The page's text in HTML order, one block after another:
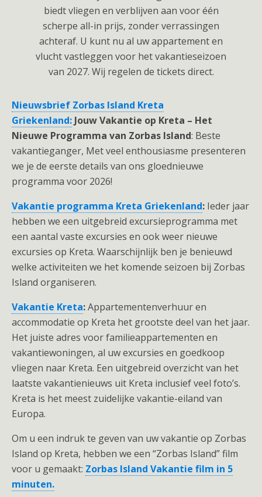
Nieuwsbrief Zorbas Island Kreta
Griekenland: Jouw Vakantie op Kreta – Het
Nieuwe Programma van Zorbas Island: Beste
vakantieganger, Met veel enthousiasme presenteren
we je de eerste details van ons gloednieuwe
programma voor 2026!
Vakantie programma Kreta Griekenland: Ieder jaar
hebben we een uitgebreid excursieprogramma met
een aantal vaste excursies en ook weer nieuwe
excursies op Kreta. Waarschijnlijk ben je benieuwd
welke activiteiten we het komende seizoen bij Zorbas
Island organiseren.
Vakantie Kreta:Appartementenverhuur en
accommodatie op Kreta het grootste deel van het jaar.
Het juiste adres voor familieappartementen en
vakantiewoningen, al uw excursies en goedkoop
vliegen naar Kreta. Een uitgebreid overzicht van het
laatste vakantienieuws uit Kreta inclusief veel foto’s.
Kreta is het meest zuidelijke vakantie-eiland van
Europa.
Om u een indruk te geven van uw vakantie op Zorbas
Island op Kreta, hebben we een “Zorbas Island” film
voor u gemaakt: Zorbas Island Vakantie film in 5
minuten.